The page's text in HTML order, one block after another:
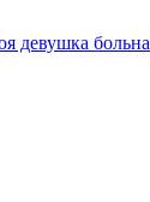
девушка больна